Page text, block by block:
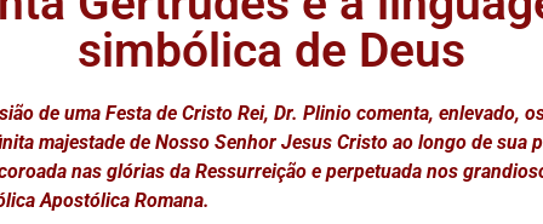
simbólica de Deus
de uma Festa de Cristo Rei, Dr. Plinio comenta, enlevado,
majestade de Nosso Senhor Jesus Cristo ao longo de sua
nas glórias da Ressurreição e perpetuada nos
Apostólica Romana.